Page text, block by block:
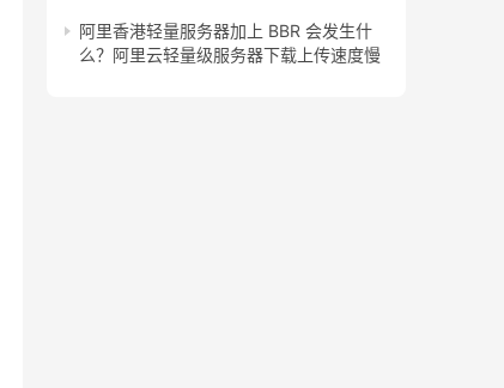
阿里香港轻量服务器加上 BBR 会发生什
么？阿里云轻量级服务器下载上传速度慢